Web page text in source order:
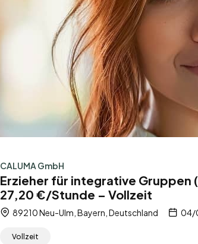
CALUMA GmbH
Erzieher für integrative Gruppen
27,20 €/Stunde – Vollzeit
89210 Neu-Ulm, Bayern, Deutschland 04/
Vollzeit